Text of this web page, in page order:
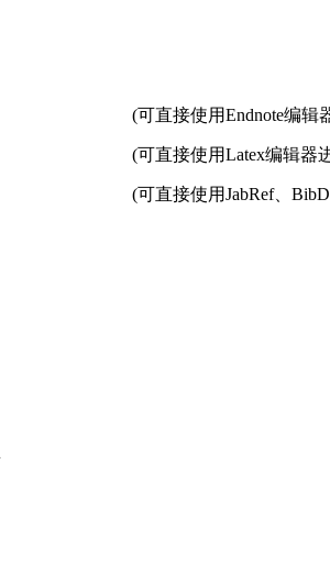
(可直接使用Endnote编辑
(可直接使用Latex编辑器
(可直接使用JabRef、